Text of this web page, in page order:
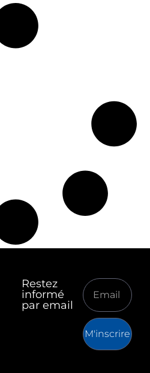
Restez
informé
par email
M'inscrire